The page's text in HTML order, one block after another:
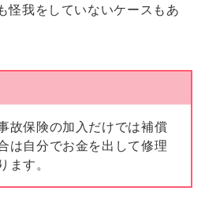
怪我をしていないケースもあ
故保険の加入だけでは補償
は自分でお金を出して修理
ます。